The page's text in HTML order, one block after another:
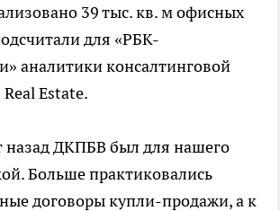
39 тыс. кв. м офисных
для «РБК-
аналитики консалтинговой
Estate.
назад ДКПБВ был для нашего
Больше практиковались
договоры купли-продажи, а к